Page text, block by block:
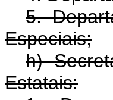
5.
Especiais;
h)
Estatais: